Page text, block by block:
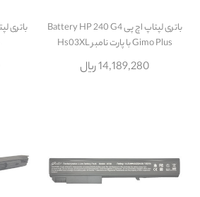
باتری لپتاپ اچ پی Battery HP 240 G4
Gimo Plus با پارت نامبر Hs03XL
14,189,280 ریال